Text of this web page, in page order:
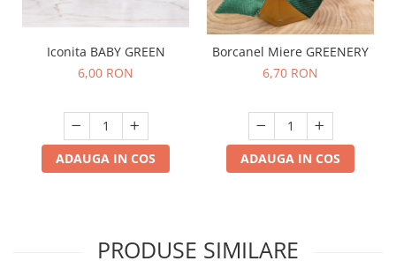
Iconita BABY GREEN
6,00 RON
ADAUGA IN COS
Borcanel Miere GREENERY
6,70 RON
ADAUGA IN COS
PRODUSE SIMILARE